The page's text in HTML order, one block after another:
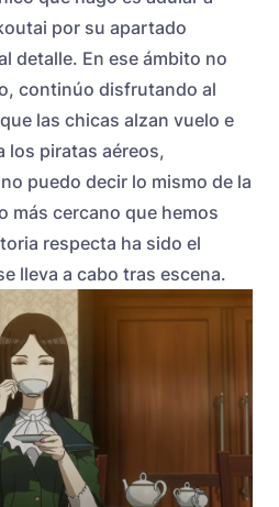
por su apartado
detalle. En ese ámbito no
continúo disfrutando al
las chicas alzan vuelo e
los piratas aéreos,
puedo decir lo mismo de la
más cercano que hemos
respecta ha sido el
lleva a cabo tras escena.